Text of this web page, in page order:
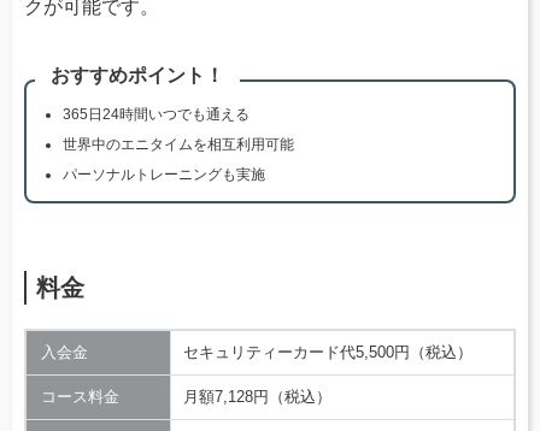
クが可能です。
おすすめポイント！
365日24時間いつでも通える
世界中のエニタイムを相互利用可能
パーソナルトレーニングも実施
料金
入会金 セキュリティーカード代5,500円（税込）
コース料金 月額7,128円（税込）